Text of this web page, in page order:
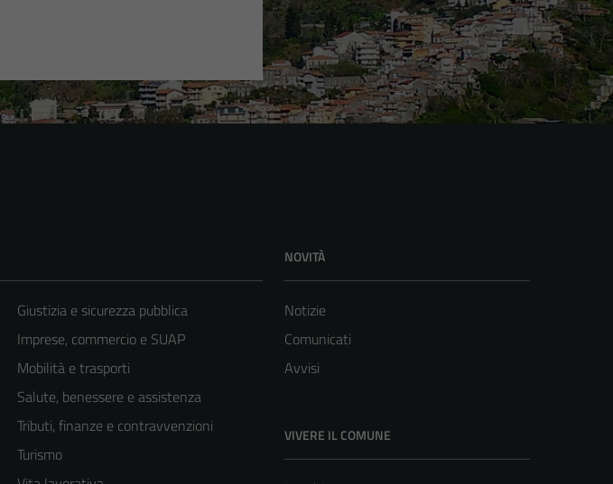
Giustizia e sicurezza pubblica
Imprese, commercio e SUAP
Mobilità e trasporti
Salute, benessere e assistenza
Tributi, finanze e contravvenzioni
Turismo
NOVITÀ
Notizie
Comunicati
Avvisi
VIVERE IL COMUNE